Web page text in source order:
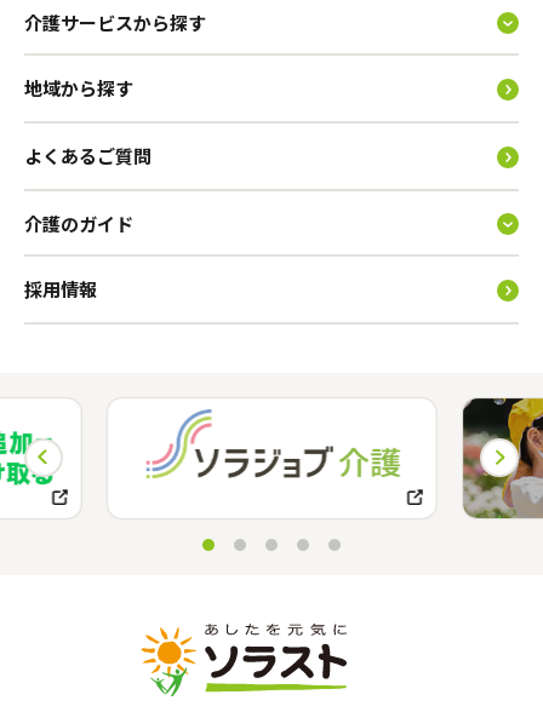
介護サービスから探す
地域から探す
よくあるご質問
介護のガイド
採用情報